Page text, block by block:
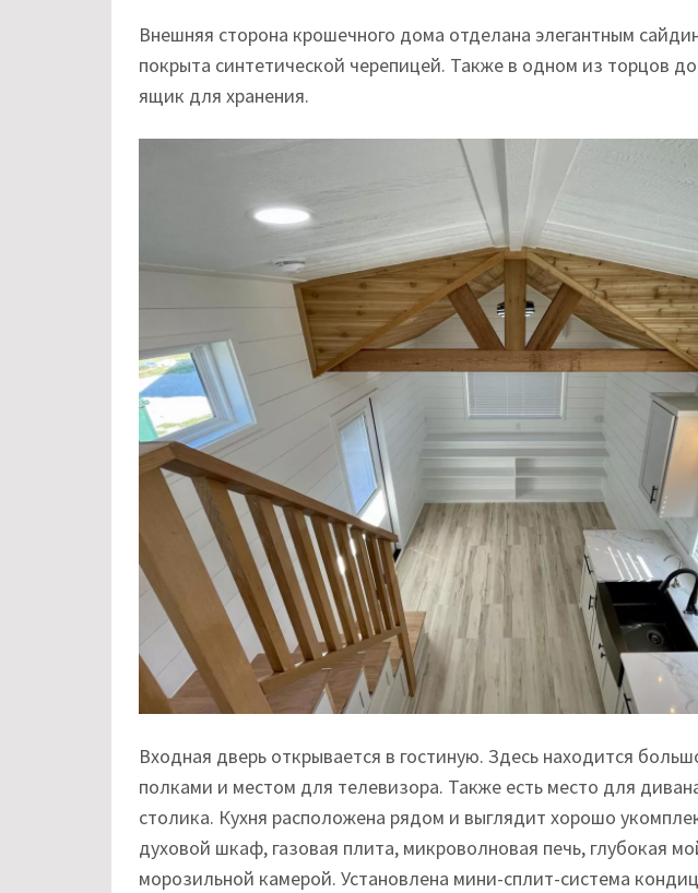
Внешняя сторона крошечного дома отделана элегантным
покрыта синтетической черепицей. Также в одном из торцов
ящик для хранения.
Входная дверь открывается в гостиную. Здесь находится
полками и местом для телевизора. Также есть место для
столика. Кухня расположена рядом и выглядит хорошо
духовой шкаф, газовая плита, микроволновая печь, глубокая
морозильной камерой. Установлена ​​мини-сплит-система